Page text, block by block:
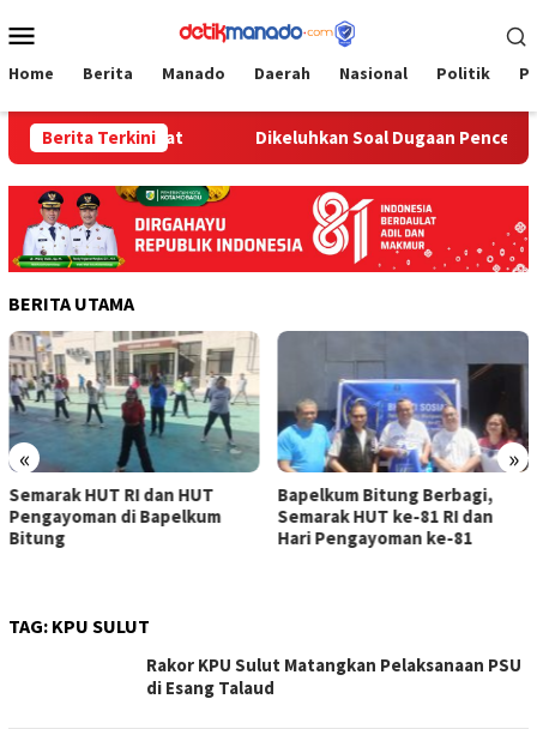
ke
Mobile
Home Berita Manado Daerah Nasional Politik
Berita Terkini
Masyarakat Dikeluhkan Soal Dugaan Pencemaran
BERITA UTAMA
« »
Semarak HUT RI dan HUT
Pengayoman di Bapelkum
Bitung
‎Bapelkum Bitung Berbagi,
Semarak HUT ke-81 RI dan
Hari Pengayoman ke-81
TAG: KPU SULUT
Rakor KPU Sulut Matangkan Pelaksanaan PSU
di Esang Talaud